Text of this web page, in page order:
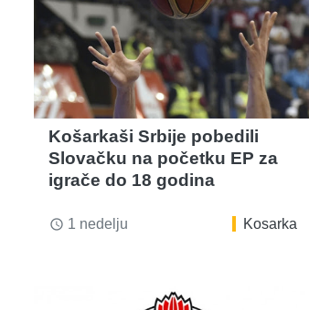
Košarkaši Srbije pobedili
Slovačku na početku EP za
igrače do 18 godina
access_time 1 nedelju Kosarka